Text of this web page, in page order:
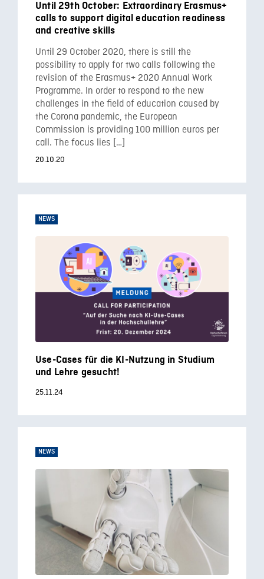
Until 29th October: Extraordinary Erasmus+
calls to support digital education readiness
and creative skills
Until 29 October 2020, there is still the
possibility to apply for two calls following the
revision of the Erasmus+ 2020 Annual Work
Programme. In order to respond to the new
challenges in the field of education caused by
the Corona pandemic, the European
Commission is providing 100 million euros per
call. The focus lies […]
20.10.20
NEWS
Use-Cases für die KI-Nutzung in Studium
und Lehre gesucht!
25.11.24
NEWS